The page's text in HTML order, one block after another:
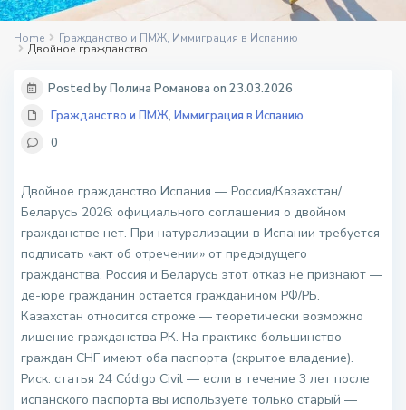
Home Гражданство и ПМЖ, Иммиграция в Испанию
Двойное гражданство
Posted by Полина Романова on 23.03.2026
Гражданство и ПМЖ,Иммиграция в Испанию
0
Двойное гражданство Испания — Россия/Казахстан/
Беларусь 2026: официального соглашения о двойном
гражданстве нет. При натурализации в Испании требуется
подписать «акт об отречении» от предыдущего
гражданства. Россия и Беларусь этот отказ не признают —
де-юре гражданин остаётся гражданином РФ/РБ.
Казахстан относится строже — теоретически возможно
лишение гражданства РК. На практике большинство
граждан СНГ имеют оба паспорта (скрытое владение).
Риск: статья 24 Código Civil — если в течение 3 лет после
испанского паспорта вы используете только старый —